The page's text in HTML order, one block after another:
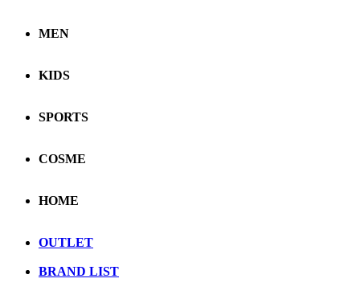
MEN
KIDS
SPORTS
COSME
HOME
OUTLET
BRAND LIST